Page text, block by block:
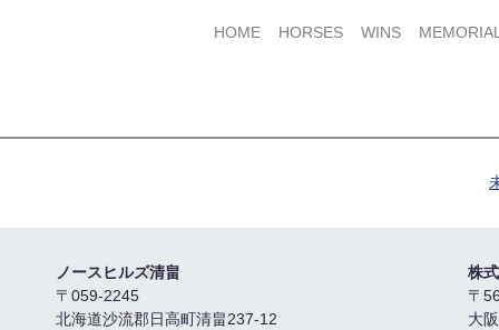
HOME
HORSES WINS MEMORIAL
ノースヒルズ清畠
〒059-2245
北海道沙流郡日高町清畠237-12
株
〒
大